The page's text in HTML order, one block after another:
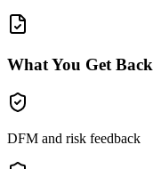
What You Get Back
DFM and risk feedback